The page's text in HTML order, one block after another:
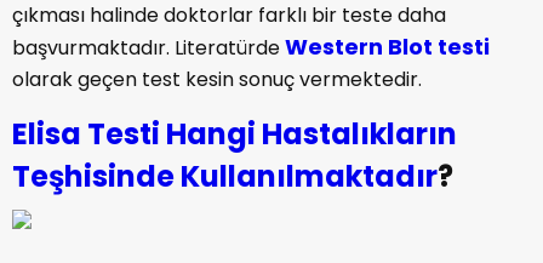
çıkması halinde doktorlar farklı bir teste daha
başvurmaktadır. LiteratürdeWestern Blot testi
olarak geçen test kesin sonuç vermektedir.
Elisa Testi Hangi Hastalıkların
Teşhisinde Kullanılmaktadır?